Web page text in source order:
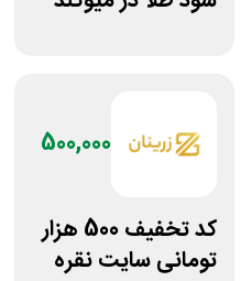
500,000
کد تخفیف 500 هزار
تومانی سایت نقره